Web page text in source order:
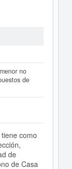
no
de
como
de
de Casa